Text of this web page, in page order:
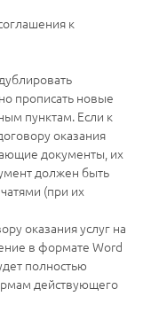
к
прописать новые
пунктам. Если к
оказания
документы, их
должен быть
(при их
оказания услуг на
в формате Word
полностью
действующего